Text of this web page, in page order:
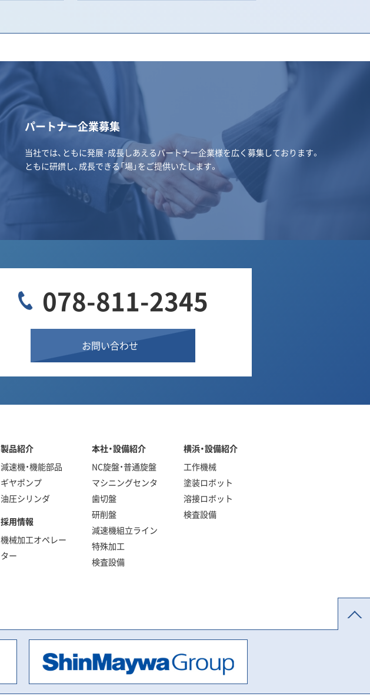
パートナー企業募集
当社では、ともに発展･成長しあえるパートナー企業様を広く募集しております。
ともに研鑽し、成長できる「場」をご提供いたします。
078-811-2345
お問い合わせ
製品紹介
減速機・機能部品
ギヤポンプ
油圧シリンダ
採用情報
機械加工オペレー
ター
本社・設備紹介
NC旋盤・普通旋盤
マシニングセンタ
歯切盤
研削盤
減速機組立ライン
特殊加工
検査設備
横浜・設備紹介
工作機械
塗装ロボット
溶接ロボット
検査設備